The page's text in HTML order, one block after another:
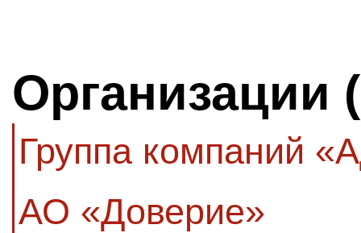
Организации
Группа компаний
АО «Доверие»